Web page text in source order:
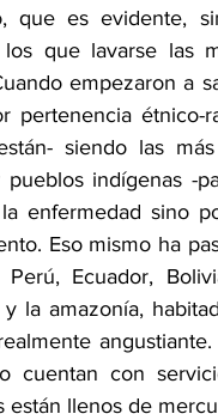
que es evidente,
los que lavarse las
empezaron a
pertenencia
siendo las
pueblos indígenas -
enfermedad sino
Eso mismo ha
Perú, Ecuador,
la amazonía,
cuentan con
están llenos de